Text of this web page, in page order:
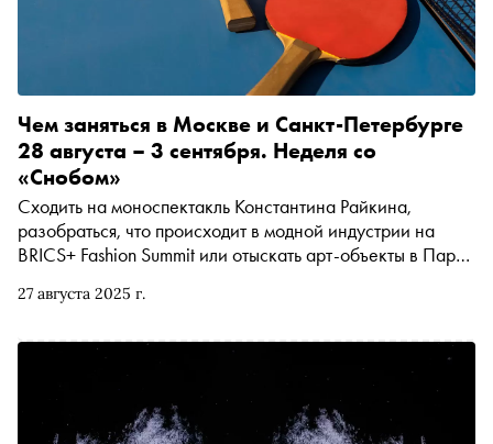
27 августа 2025 г.
Чем заняться в Москве и Санкт-Петербурге
28 августа – 3 сентября. Неделя со
«Снобом»
Сходить на моноспектакль Константина Райкина,
разобраться, что происходит в модной индустрии на
BRICS+ Fashion Summit или отыскать арт-объекты в Парке
на ближайшей неделе